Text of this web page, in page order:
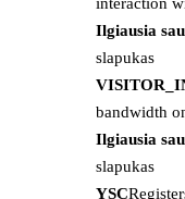
Ilgiausia
slapukas
bandwidth
Ilgiausia
slapukas
YSC